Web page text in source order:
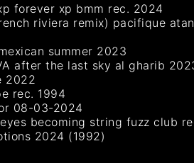
forever xp bmm rec. 2024
riviera remix) pacifique
summer 2023
after the last sky al gharib
2022
rec. 1994
08-03-2024
becoming string fuzz club
2024 (1992)